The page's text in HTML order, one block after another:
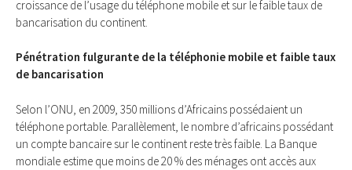
croissance de l’usage du téléphone mobile et sur le faible taux de
bancarisation du continent.
Pénétration fulgurante de la téléphonie mobile et faible taux
de bancarisation
Selon l’ONU, en 2009, 350 millions d’Africains possédaient un
téléphone portable. Parallèlement, le nombre d’africains possédant
un compte bancaire sur le continent reste très faible. La Banque
mondiale estime que moins de 20 % des ménages ont accès aux